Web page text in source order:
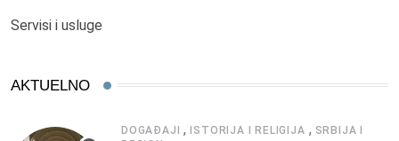
Servisi i usluge
AKTUELNO
DOGAĐAJI , ISTORIJA I RELIGIJA , SRBIJA I